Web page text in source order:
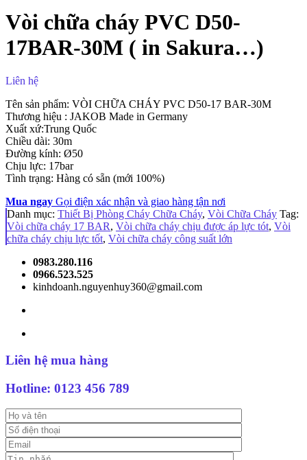
Vòi chữa cháy PVC D50-
17BAR-30M ( in Sakura…)
Liên hệ
Tên sản phẩm: VÒI CHỮA CHÁY PVC D50-17 BAR-30M
Thương hiệu : JAKOB Made in Germany
Xuất xứ:Trung Quốc
Chiều dài: 30m
Đường kính: Ø50
Chịu lực: 17bar
Tình trạng: Hàng có sẵn (mới 100%)
Mua ngay Gọi điện xác nhận và giao hàng tận nơi
Danh mục: Thiết Bị Phòng Cháy Chữa Cháy, Vòi Chữa Cháy Tag:
Vòi chữa cháy 17 BAR, Vòi chữa cháy chịu được áp lực tót, Vòi
chữa cháy chịu lực tốt, Vòi chữa cháy công suất lớn
0983.280.116
0966.523.525
kinhdoanh.nguyenhuy360@gmail.com
Liên hệ mua hàng
Hotline: 0123 456 789